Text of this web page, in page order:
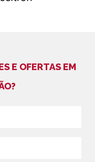
E OFERTAS EM